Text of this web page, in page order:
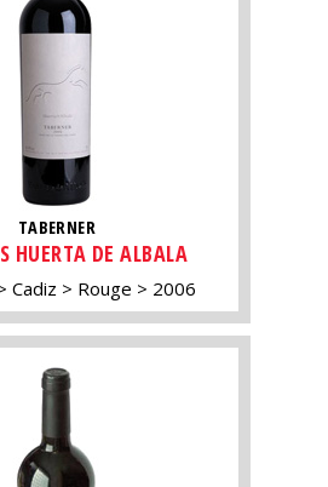
TABERNER
HUERTA DE ALBALA
Cadiz Rouge 2006